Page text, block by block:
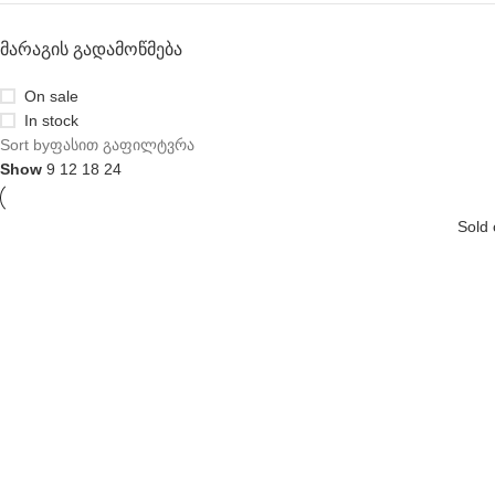
ᲛᲐᲠᲐᲒᲘᲡ ᲒᲐᲓᲐᲛᲝᲬᲛᲔᲑᲐ
On sale
In stock
Sort byფასით გაფილტვრა
Show 9 12 18 24
Sold